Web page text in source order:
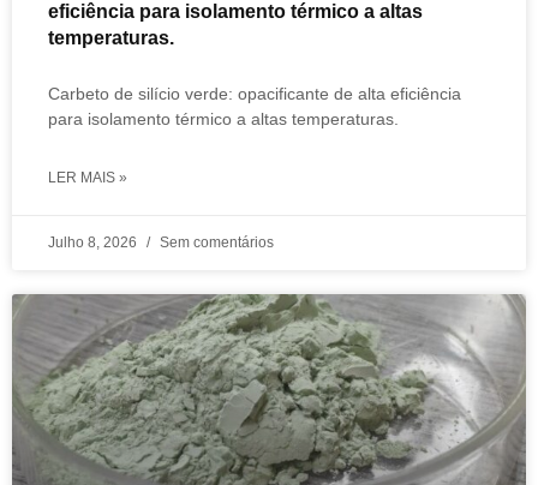
eficiência para isolamento térmico a altas
temperaturas.
Carbeto de silício verde: opacificante de alta eficiência
para isolamento térmico a altas temperaturas.
LER MAIS »
Julho 8, 2026 Sem comentários